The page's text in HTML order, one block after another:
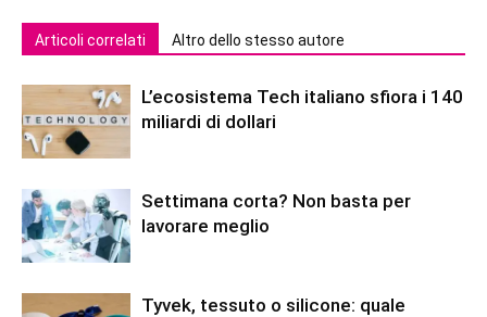
Articoli correlati Altro dello stesso autore
L’ecosistema Tech italiano sfiora i 140
miliardi di dollari
Settimana corta? Non basta per
lavorare meglio
Tyvek, tessuto o silicone: quale